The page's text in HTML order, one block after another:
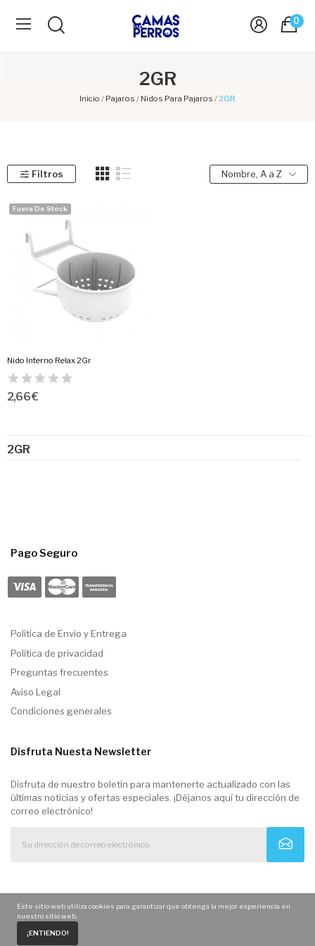
Home
0
2GR
Inicio Pajaros Nidos Para Pajaros 2GR
2GR
Filtros Nombre, A a Z
Fuera De Stock
Nido Interno Relax 2Gr
2,66 €
Pago Seguro
Politica de Envio y Entrega
Política de privacidad
Preguntas frecuentes
Aviso Legal
Condiciones generales
Disfruta Nuesta Newsletter
Disfruta de nuestro boletín para mantenerte actualizado con las
últimas noticias y ofertas especiales. ¡Déjanos aquí tu dirección de
correo electrónico!
Este sitio web utiliza cookies para garantizar que obtenga la mejor experiencia en
nuestro sitio web.
¡ENTIENDO!